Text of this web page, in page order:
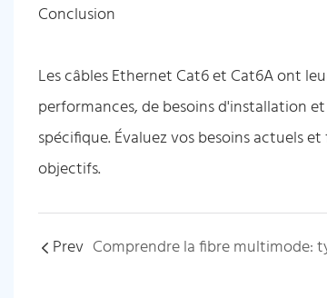
Conclusion
Les câbles Ethernet Cat6 et Cat6A ont
performances, de besoins d'installation
spécifique. Évaluez vos besoins actuels
objectifs.
Prev